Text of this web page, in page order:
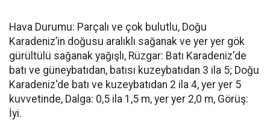
Hava Durumu: Parçalı ve çok bulutlu, Doğu
Karadeniz’in doğusu aralıklı sağanak ve yer yer gök
gürültülü sağanak yağışlı, Rüzgar: Batı Karadeniz'de
batı ve güneybatıdan, batısı kuzeybatıdan 3 ila 5; Doğu
Karadeniz'de batı ve kuzeybatıdan 2 ila 4, yer yer 5
kuvvetinde, Dalga: 0,5 ila 1,5 m, yer yer 2,0 m, Görüş:
İyi.